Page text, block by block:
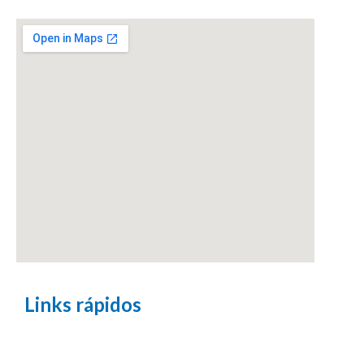
Links rápidos